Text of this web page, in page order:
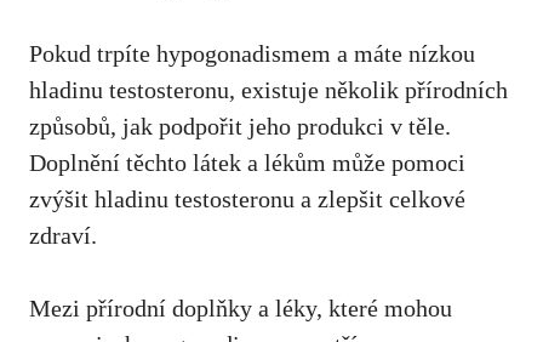
Pokud trpíte hypogonadismem a máte nízkou
hladinu testosteronu, existuje několik přírodních
způsobů, jak podpořit jeho produkci v těle.
Doplnění těchto látek a lékům může pomoci
zvýšit hladinu testosteronu a zlepšit celkové
zdraví.
Mezi přírodní doplňky a léky, které mohou